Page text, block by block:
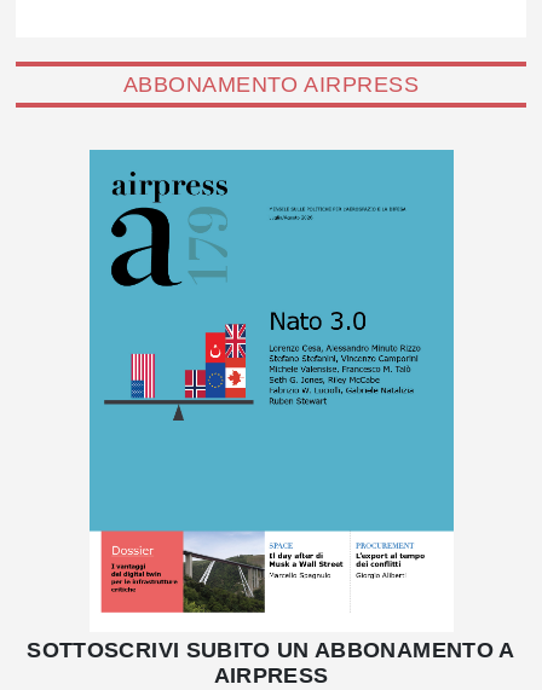
ABBONAMENTO AIRPRESS
SOTTOSCRIVI SUBITO UN ABBONAMENTO A
AIRPRESS